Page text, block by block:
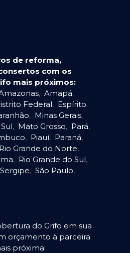
de reforma,
com os
mais próximos:
, Amapá,
Federal, Espírito
, Minas Gerais,
, Mato Grosso, Pará,
, Piauí, Paraná,
Rio Grande do Norte,
, Rio Grande do Sul,
Sergipe, São Paulo,
do Grifo em sua
orçamento à parceira
próxima: